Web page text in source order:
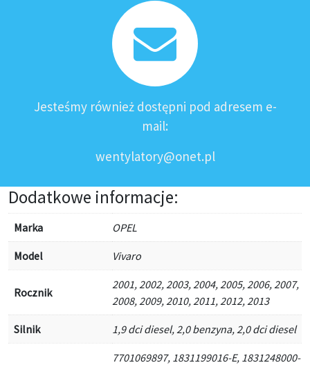
Jesteśmy również dostępni pod adresem e-
mail:
wentylatory@onet.pl
Dodatkowe informacje:
Marka OPEL
Model Vivaro
Rocznik
2001, 2002, 2003, 2004, 2005, 2006, 2007,
2008, 2009, 2010, 2011, 2012, 2013
Silnik 1,9 dci diesel, 2,0 benzyna, 2,0 dci diesel
7701069897, 1831199016-E, 1831248000-